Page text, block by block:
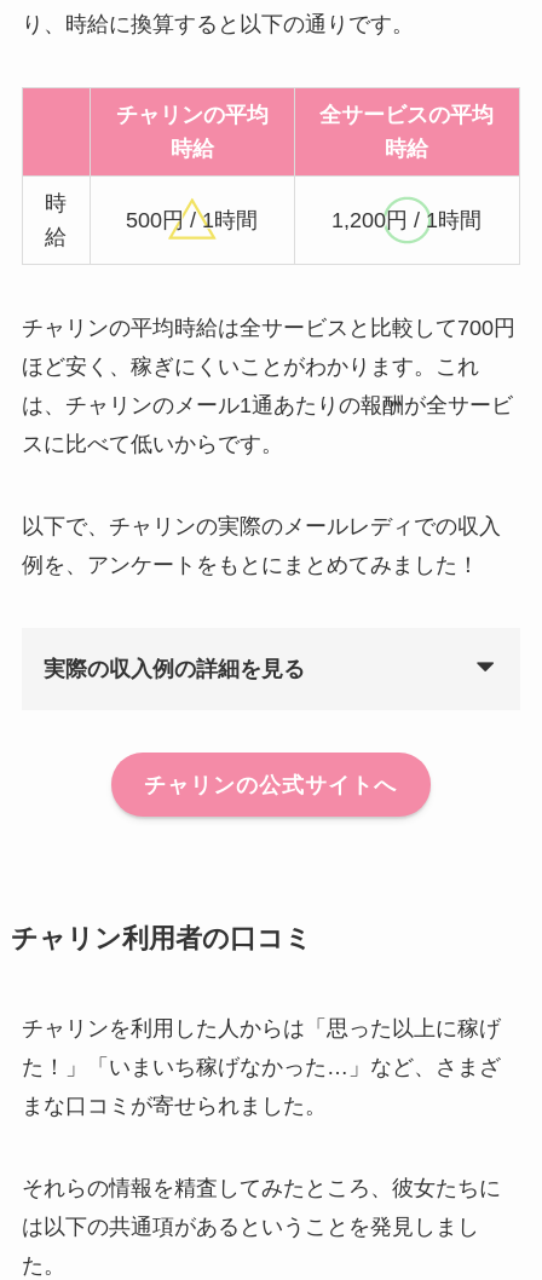
り、時給に換算すると以下の通りです。
チャリンの平均
時給
全サービスの平均
時給
時
給
500円 / 1時間 1,200円 / 1時間
チャリンの平均時給は全サービスと比較して700円
ほど安く、稼ぎにくいことがわかります。これ
は、チャリンのメール1通あたりの報酬が全サービ
スに比べて低いからです。
以下で、チャリンの実際のメールレディでの収入
例を、アンケートをもとにまとめてみました！
実際の収入例の詳細を見る
チャリンの公式サイトへ
チャリン利用者の口コミ
チャリンを利用した人からは「思った以上に稼げ
た！」「いまいち稼げなかった…」など、さまざ
まな口コミが寄せられました。
それらの情報を精査してみたところ、彼女たちに
は以下の共通項があるということを発見しまし
た。